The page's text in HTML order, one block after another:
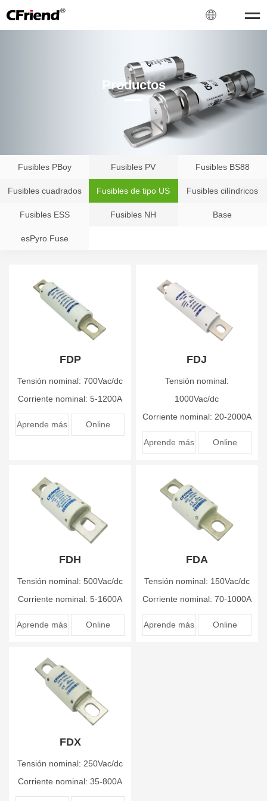
Productos
Fusibles PBoy Fusibles PV Fusibles BS88
Fusibles cuadrados Fusibles de tipo US Fusibles cilíndricos
Fusibles ESS Fusibles NH Base
esPyro Fuse
FDP
Tensión nominal: 700Vac/dc
Corriente nominal: 5-1200A
Aprende más Online
FDJ
Tensión nominal:
1000Vac/dc
Corriente nominal: 20-2000A
Aprende más Online
FDH
Tensión nominal: 500Vac/dc
Corriente nominal: 5-1600A
Aprende más Online
FDA
Tensión nominal: 150Vac/dc
Corriente nominal: 70-1000A
Aprende más Online
FDX
Tensión nominal: 250Vac/dc
Corriente nominal: 35-800A